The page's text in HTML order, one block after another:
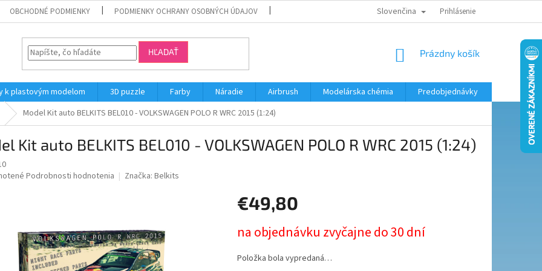
OBCHODNÉ PODMIENKY PODMIENKY OCHRANY OSOBNÝCH ÚDAJOV MODELÁRSKY KRÚŽOK
Slovenčina Prihlásenie
HĽADAŤ
NÁKUPNÝ
Prázdny košík
k plastovým modelom 3D puzzle Farby Náradie Airbrush Modelárska chémia
Predobjednávky
Model Kit auto BELKITS BEL010 - VOLKSWAGEN POLO R WRC 2015 (1:24)
Kit auto BELKITS BEL010 - VOLKSWAGEN POLO R WRC 2015 (1:24)
Podrobnosti hodnotenia Značka: Belkits
€49,80
cena:
na objednávku zvyčajne do 30 dní
Položka bola vypredaná…